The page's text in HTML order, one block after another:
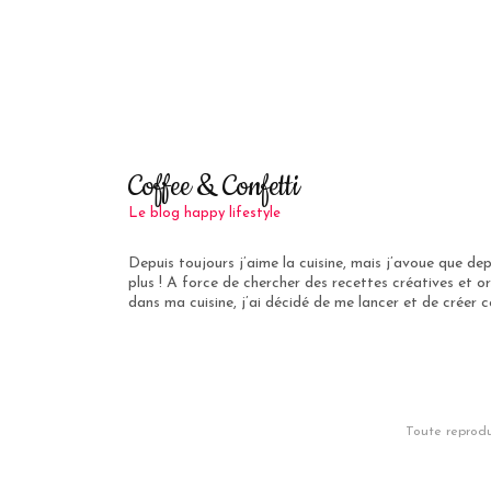
Coffee & Confetti
Le blog happy lifestyle
Depuis toujours j’aime la cuisine, mais j’avoue que
plus ! A force de chercher des recettes créatives et
dans ma cuisine, j’ai décidé de me lancer et de créer
Toute